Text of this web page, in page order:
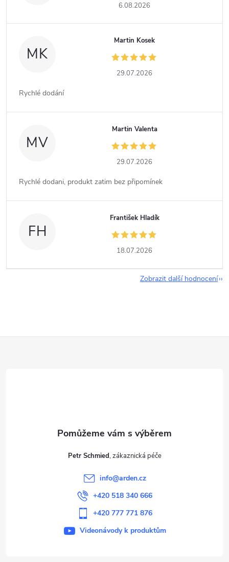
6.08.2026
MK
Martin Kosek
29.07.2026
Rychlé dodání
MV
Martin Valenta
29.07.2026
Rychlé dodani, produkt zatim bez připomínek
FH
František Hladík
18.07.2026
Zobrazit další hodnocení
Petr Schmied
info@arden.cz
+420 518 340 666
+420 777 771 876
Videonávody k produktům